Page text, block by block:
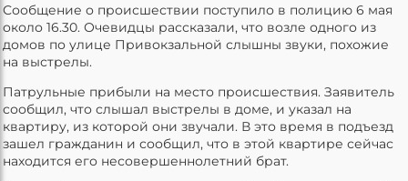
Сообщение о происшествии поступило в полицию 6 мая
около 16.30. Очевидцы рассказали, что возле одного из
домов по улице Привокзальной слышны звуки, похожие
на выстрелы.
Патрульные прибыли на место происшествия. Заявитель
сообщил, что слышал выстрелы в доме, и указал на
квартиру, из которой они звучали. В это время в подъезд
зашел гражданин и сообщил, что в этой квартире сейчас
находится его несовершеннолетний брат.